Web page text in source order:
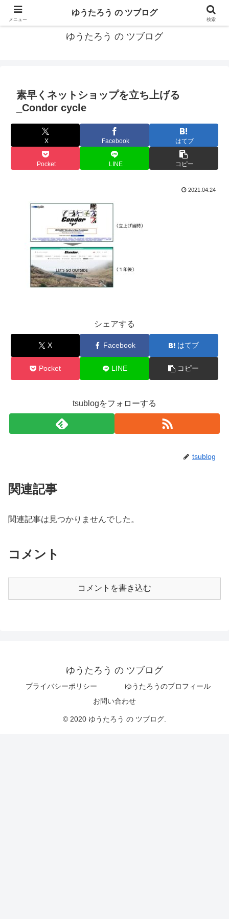
カリフォルニアMBA卒40代がMBA・キャリアとEコマースについて発信
ゆうたろう の ツブログ
素早くネットショップを立ち上げる
_Condor cycle
X Facebook はてブ
Pocket LINE コピー
2021.04.24
シェアする
X Facebook はてブ
Pocket LINE コピー
tsublogをフォローする
tsublog
関連記事
関連記事は見つかりませんでした。
コメント
コメントを書き込む
ゆうたろう の ツブログ
プライバシーポリシー
ゆうたろうのプロフィール
お問い合わせ
© 2020 ゆうたろう の ツブログ.
メニュー
ゆうたろう の ツブログ
検索